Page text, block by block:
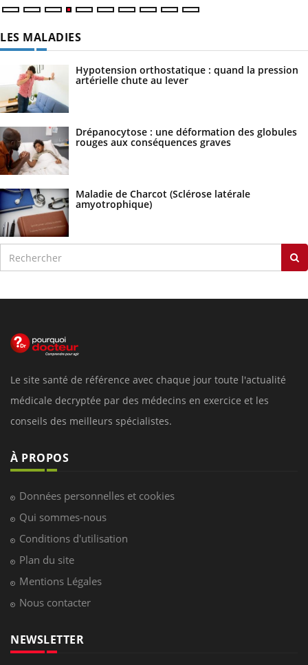
LES MALADIES
Hypotension orthostatique : quand la pression
artérielle chute au lever
Drépanocytose : une déformation des globules
rouges aux conséquences graves
Maladie de Charcot (Sclérose latérale
amyotrophique)
Le site santé de référence avec chaque jour toute l'actualité
médicale decryptée par des médecins en exercice et les
conseils des meilleurs spécialistes.
À PROPOS
Données personnelles et cookies
Qui sommes-nous
Conditions d'utilisation
Plan du site
Mentions Légales
Nous contacter
NEWSLETTER